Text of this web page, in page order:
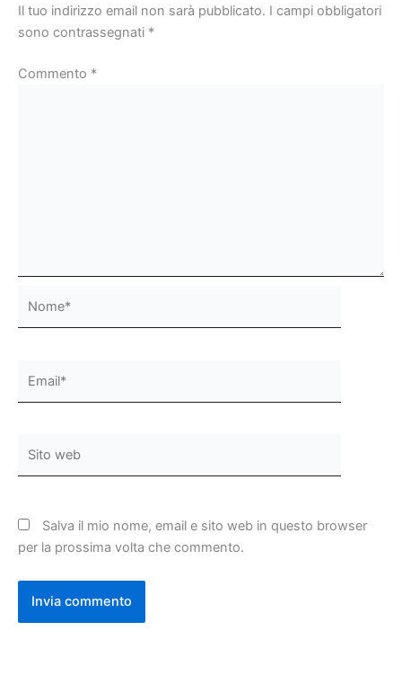
Il tuo indirizzo email non sarà pubblicato. I campi obbligatori
sono contrassegnati *
Commento *
Salva il mio nome, email e sito web in questo browser
per la prossima volta che commento.